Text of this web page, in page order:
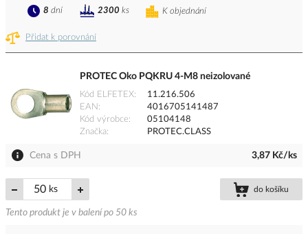
Přidat k porovnání
K objednání
8 dní 2300 ks
PROTEC Oko PQKRU 4-M8 neizolované
Kód ELFETEX
11.216.506
EAN
4016705141487
Kód výrobce
05104148
Značka
PROTEC.CLASS
Cena s DPH 3,87 Kč/ks
ks do košíku
Tento produkt je v balení po 50 ks